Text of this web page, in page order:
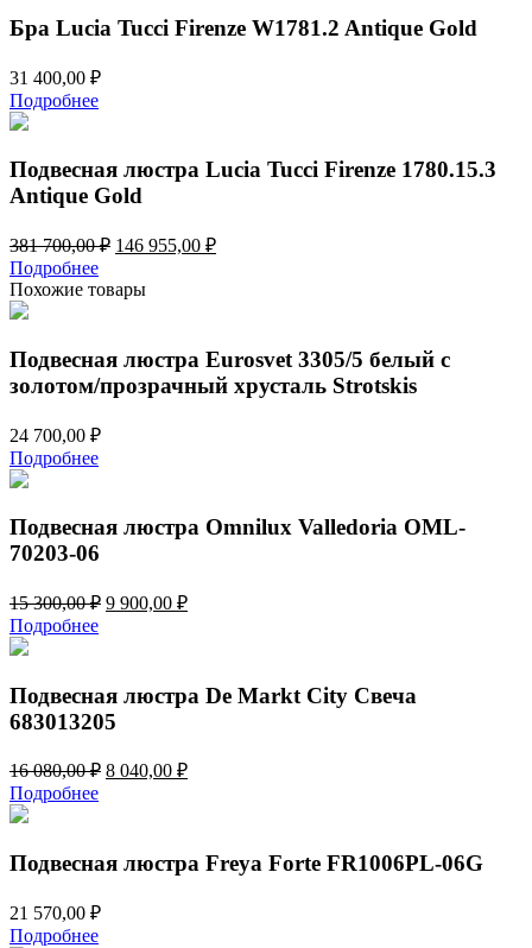
Бра Lucia Tucci Firenze W1781.2 Antique Gold
31 400,00 ₽
Подробнее
Подвесная люстра Lucia Tucci Firenze 1780.15.3
Antique Gold
381 700,00₽ Первоначальная
составляла
381
146 955,00 ₽Текущая
Подробнее
Похожие товары
Подвесная люстра Eurosvet 3305/5 белый с
золотом/прозрачный хрусталь Strotskis
24 700,00 ₽
Подробнее
Подвесная люстра Omnilux Valledoria OML-
70203-06
15 300,00₽ Первоначальная
9 900,00 ₽Текущая
Подробнее
Подвесная люстра De Markt City Свеча
683013205
16 080,00₽ Первоначальная
8 040,00 ₽Текущая
Подробнее
Подвесная люстра Freya Forte FR1006PL-06G
21 570,00 ₽
Подробнее